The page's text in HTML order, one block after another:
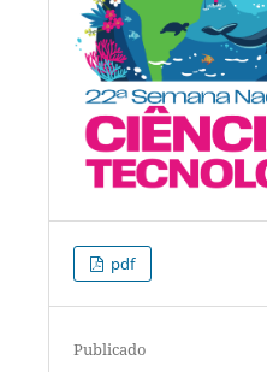
pdf
Publicado